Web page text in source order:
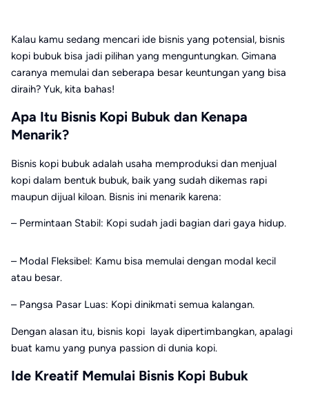
Kalau kamu sedang mencari ide bisnis yang potensial, bisnis
kopi bubuk bisa jadi pilihan yang menguntungkan. Gimana
caranya memulai dan seberapa besar keuntungan yang bisa
diraih? Yuk, kita bahas!
Apa Itu Bisnis Kopi Bubuk dan Kenapa
Menarik?
Bisnis kopi bubuk adalah usaha memproduksi dan menjual
kopi dalam bentuk bubuk, baik yang sudah dikemas rapi
maupun dijual kiloan. Bisnis ini menarik karena:
– Permintaan Stabil: Kopi sudah jadi bagian dari gaya hidup.
– Modal Fleksibel: Kamu bisa memulai dengan modal kecil
atau besar.
– Pangsa Pasar Luas: Kopi dinikmati semua kalangan.
Dengan alasan itu, bisnis kopi layak dipertimbangkan, apalagi
buat kamu yang punya passion di dunia kopi.
Ide Kreatif Memulai Bisnis Kopi Bubuk